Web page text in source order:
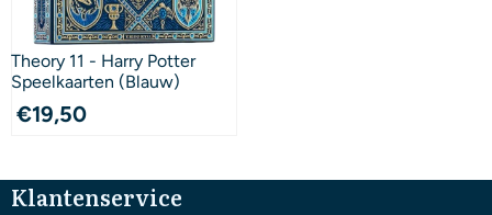
Theory 11 - Harry Potter
Speelkaarten (Blauw)
€19,50
Klantenservice